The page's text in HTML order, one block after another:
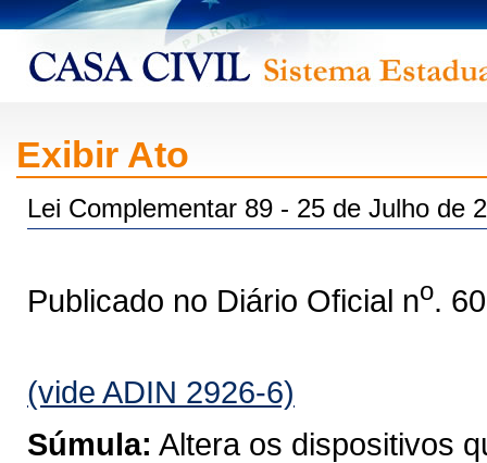
Exibir Ato
Lei Complementar 89 - 25 de Julho de
Publicado no Diário Oficial no.
(vide ADIN 2926-6)
Súmula: Altera os dispositivos